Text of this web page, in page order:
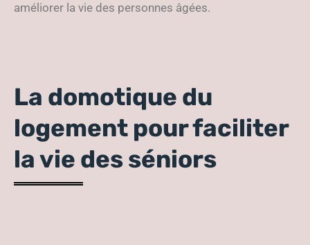
améliorer la vie des personnes âgées.
La domotique du
logement pour faciliter
la vie des séniors